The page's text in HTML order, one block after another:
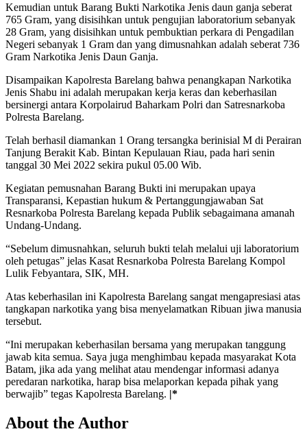
Kemudian untuk Barang Bukti Narkotika Jenis daun ganja seberat
765 Gram, yang disisihkan untuk pengujian laboratorium sebanyak
28 Gram, yang disisihkan untuk pembuktian perkara di Pengadilan
Negeri sebanyak 1 Gram dan yang dimusnahkan adalah seberat 736
Gram Narkotika Jenis Daun Ganja.
Disampaikan Kapolresta Barelang bahwa penangkapan Narkotika
Jenis Shabu ini adalah merupakan kerja keras dan keberhasilan
bersinergi antara Korpolairud Baharkam Polri dan Satresnarkoba
Polresta Barelang.
Telah berhasil diamankan 1 Orang tersangka berinisial M di Perairan
Tanjung Berakit Kab. Bintan Kepulauan Riau, pada hari senin
tanggal 30 Mei 2022 sekira pukul 05.00 Wib.
Kegiatan pemusnahan Barang Bukti ini merupakan upaya
Transparansi, Kepastian hukum & Pertanggungjawaban Sat
Resnarkoba Polresta Barelang kepada Publik sebagaimana amanah
Undang-Undang.
“Sebelum dimusnahkan, seluruh bukti telah melalui uji laboratorium
oleh petugas” jelas Kasat Resnarkoba Polresta Barelang Kompol
Lulik Febyantara, SIK, MH.
Atas keberhasilan ini Kapolresta Barelang sangat mengapresiasi atas
tangkapan narkotika yang bisa menyelamatkan Ribuan jiwa manusia
tersebut.
“Ini merupakan keberhasilan bersama yang merupakan tanggung
jawab kita semua. Saya juga menghimbau kepada masyarakat Kota
Batam, jika ada yang melihat atau mendengar informasi adanya
peredaran narkotika, harap bisa melaporkan kepada pihak yang
berwajib” tegas Kapolresta Barelang. |*
About the Author